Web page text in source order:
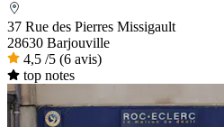
37 Rue des Pierres Missigault
28630 Barjouville
4,5 /5 (6 avis)
top notes